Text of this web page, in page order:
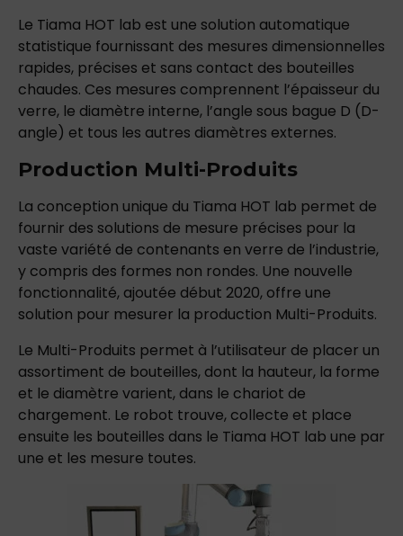
Le Tiama HOT lab est une solution automatique
statistique fournissant des mesures dimensionnelles
rapides, précises et sans contact des bouteilles
chaudes. Ces mesures comprennent l’épaisseur du
verre, le diamètre interne, l’angle sous bague D (D-
angle) et tous les autres diamètres externes.
Production Multi-Produits
La conception unique du Tiama HOT lab permet de
fournir des solutions de mesure précises pour la
vaste variété de contenants en verre de l’industrie,
y compris des formes non rondes. Une nouvelle
fonctionnalité, ajoutée début 2020, offre une
solution pour mesurer la production Multi-Produits.
Le Multi-Produits permet à l’utilisateur de placer un
assortiment de bouteilles, dont la hauteur, la forme
et le diamètre varient, dans le chariot de
chargement. Le robot trouve, collecte et place
ensuite les bouteilles dans le Tiama HOT lab une par
une et les mesure toutes.